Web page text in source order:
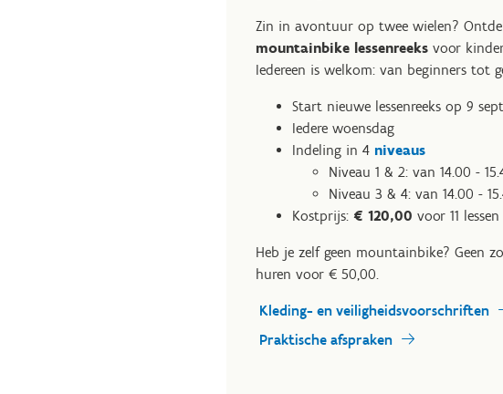
Zin in avontuur op twee wielen?
mountainbike lessenreeks voor
Iedereen is welkom: van beginners tot
Start nieuwe lessenreeks op 9
Iedere woensdag
Indeling in 4 niveaus
Niveau 1 & 2: van 14.00 -
Niveau 3 & 4: van 14.00 -
Kostprijs: € 120,00 voor 11
Heb je zelf geen mountainbike? Geen
huren voor € 50,00.
Kleding- en veiligheidsvoorschriften
Praktische afspraken